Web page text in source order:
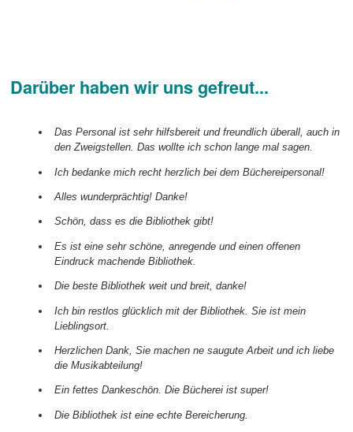
Darüber haben wir uns gefreut...
Das Personal ist sehr hilfsbereit und freundlich überall, auch in
den Zweigstellen. Das wollte ich schon lange mal sagen.
Ich bedanke mich recht herzlich bei dem Büchereipersonal!
Alles wunderprächtig! Danke!
Schön, dass es die Bibliothek gibt!
Es ist eine sehr schöne, anregende und einen offenen
Eindruck machende Bibliothek.
Die beste Bibliothek weit und breit, danke!
Ich bin restlos glücklich mit der Bibliothek. Sie ist mein
Lieblingsort.
Herzlichen Dank, Sie machen ne saugute Arbeit und ich liebe
die Musikabteilung!
Ein fettes Dankeschön. Die Bücherei ist super!
Die Bibliothek ist eine echte Bereicherung.